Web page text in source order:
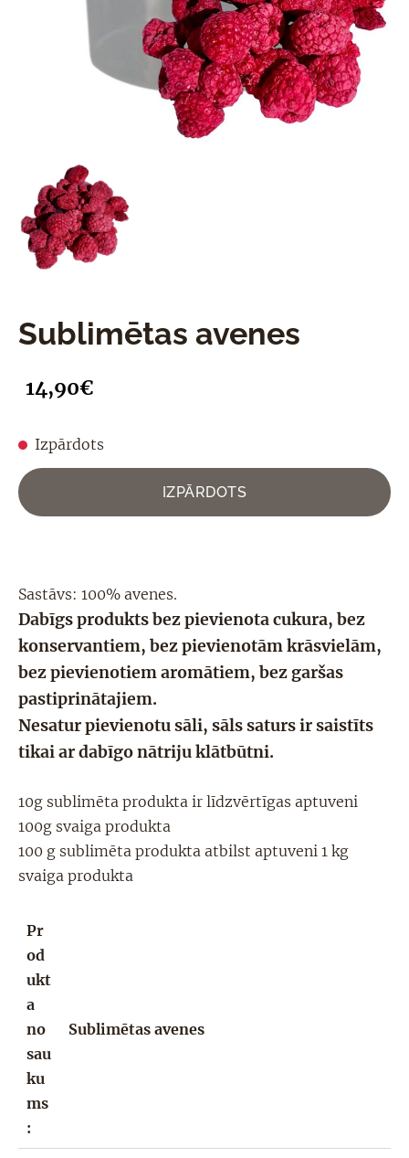
Sublimētas avenes
14,90€
Izpārdots
IZPĀRDOTS
Sastāvs: 100% avenes.
Dabīgs produkts bez pievienota cukura, bez
konservantiem, bez pievienotām krāsvielām,
bez pievienotiem aromātiem, bez garšas
pastiprinātajiem.
Nesatur pievienotu sāli, sāls saturs ir saistīts
tikai ar dabīgo nātrijuklātbūtni.
10g sublimēta produkta ir līdzvērtīgas aptuveni
100g svaiga produkta
100 g sublimēta produkta atbilst aptuveni 1 kg
svaiga produkta
Pr
od
ukt
a
no
sau
ku
ms
:
Sublimētas avenes